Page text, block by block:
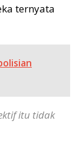
ternyata
itu tidak